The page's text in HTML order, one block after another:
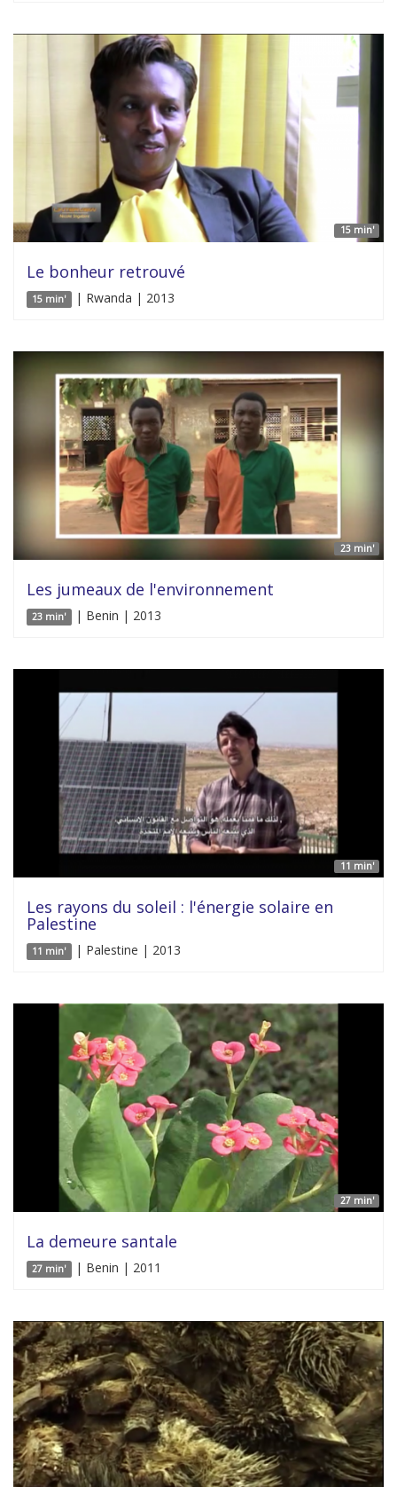
15 min'
Le bonheur retrouvé
15 min' | Rwanda | 2013
23 min'
Les jumeaux de l'environnement
23 min' | Benin | 2013
11 min'
Les rayons du soleil : l'énergie solaire en
Palestine
11 min' | Palestine | 2013
27 min'
La demeure santale
27 min' | Benin | 2011